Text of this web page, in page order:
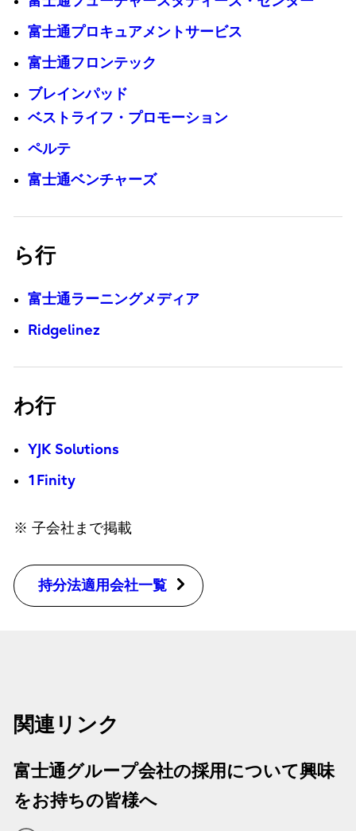
富士通プロキュアメントサービス
富士通フロンテック
ブレインパッド
ベストライフ・プロモーション
ペルテ
富士通ベンチャーズ
ら行
富士通ラーニングメディア
Ridgelinez
わ行
YJK Solutions
1Finity
※ 子会社まで掲載
持分法適用会社一覧
関連リンク
富士通グループ会社の採用について興味
をお持ちの皆様へ